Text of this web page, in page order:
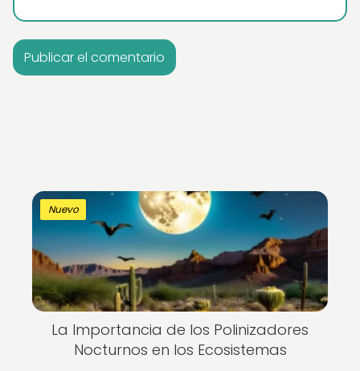
Nuevo
La Importancia de los Polinizadores
Nocturnos en los Ecosistemas